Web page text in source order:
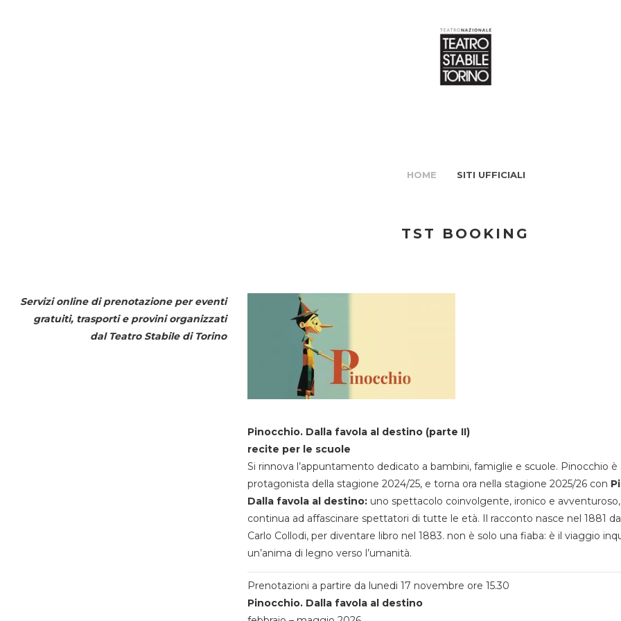
HOME SITI UFFICIALI
TST BOOKING
Servizi online di prenotazione per eventi
gratuiti, trasporti e provini organizzati
dal Teatro Stabile di Torino
Pinocchio. Dalla favola al destino (parte II)
recite per le scuole
Si rinnova l’appuntamento dedicato a bambini, famiglie e scuole. Pinocchio
protagonista della stagione 2024/25, e torna ora nella stagione 2025/26 con
Dalla favola al destino:uno spettacolo coinvolgente, ironico e
continua ad affascinare spettatori di tutte le età. Il racconto nasce nel 1881
Carlo Collodi, per diventare libro nel 1883. non è solo una fiaba: è il viaggio
un’anima di legno verso l’umanità.
Prenotazioni a partire da lunedi 17 novembre ore 15.30
Pinocchio. Dalla favola al destino